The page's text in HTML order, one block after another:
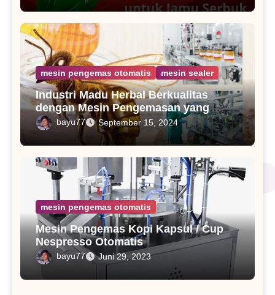
mesin pengemas otomatis mesin sealer
Industri Madu Herbal Berkualitas
dengan Mesin Pengemasan yang
Tepatbayu77 September 15, 2024
mesin pengemas otomatis
Mesin Pengemas Kopi Kapsul / Cup
Nespresso Otomatis
bayu77 Juni 29, 2023